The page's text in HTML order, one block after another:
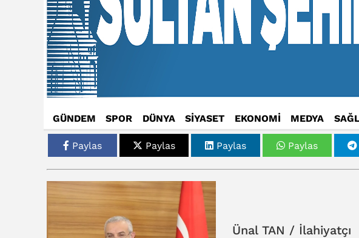
GÜNDEM SPOR DÜNYA SİYASET EKONOMİ MEDYA
Paylas Paylas Paylas Paylas
Ünal TAN / İlahiyatçı